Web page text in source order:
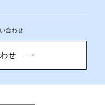
合わせ
せ